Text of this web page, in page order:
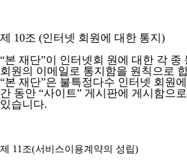
제 10조 (인터넷 회원에 대한 통지)
“본 재단”이 인터넷회 원에 대한 각 종
회원의 이메일로 통지함을 원칙으로
“본 재단”은 불특정다수 인터넷 회원
간 동안 “사이트” 게시판에 게시함으
있습니다.
제 11조(서비스이용계약의 성립)